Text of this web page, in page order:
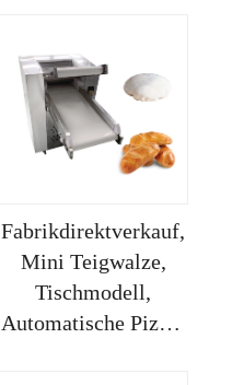
Fabrikdirektverkauf,
Mini Teigwalze,
Tischmodell,
Automatische Pizza-